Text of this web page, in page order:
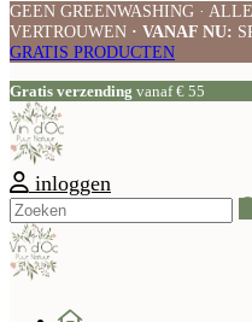
GEEN GREENWASHING ·
VERTROUWEN · VANAF NU:
GRATIS PRODUCTEN
Gratis verzending vanaf € 55
inloggen